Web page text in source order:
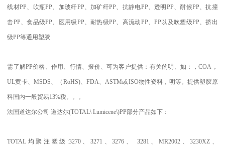
线材PP、吹瓶PP、加玻纤PP、加矿纤PP、抗静电PP、透明 PP、耐候PP、抗撞
击PP、食品级PP、医用级PP、耐热级PP、高流动PP、PP 以及吹塑级PP、挤出
级PP等通用塑胶
需了解PP价格、作用、行情、报价、可为客户提供：有关的明、如：，COA ，
UL黄卡、 MSDS、 （ RoHS)、 FDA、ASTM或ISO物性资料，明等。提供塑胶原
料国内一般贸易13%税。。。
法国道达尔公司 道达尔(TOTAL\ Lumicene\)PP部分产品如下：
TOTAL 均聚注塑级 :3270、 3271 、3276 、 3281 、 MR2002、3230XZ 、